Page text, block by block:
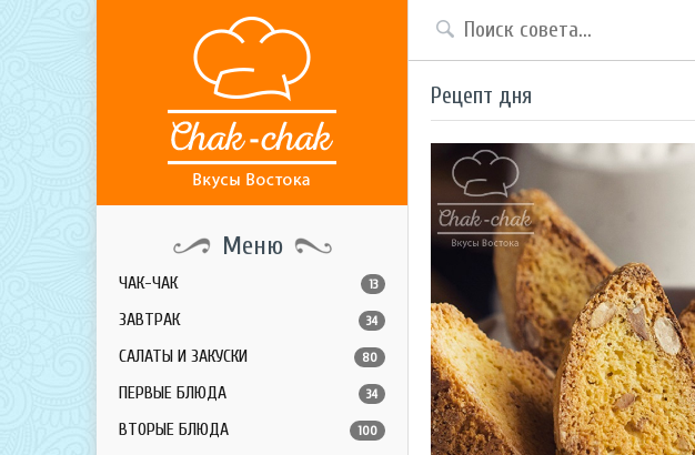
Меню
ЧАК-ЧАК 13
ЗАВТРАК 34
САЛАТЫ И ЗАКУСКИ 80
ПЕРВЫЕ БЛЮДА 34
ВТОРЫЕ БЛЮДА 100
Рецепт дня